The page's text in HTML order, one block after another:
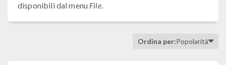
disponibili dal menu File.
Ordina per:Popolarità